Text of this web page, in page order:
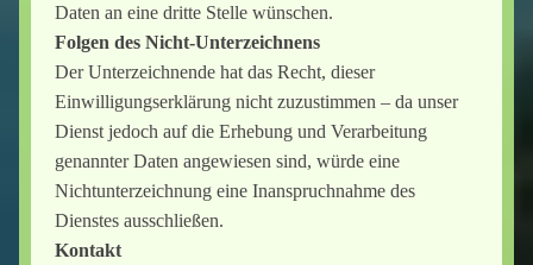
Daten an eine dritte Stelle wünschen.
Folgen des Nicht-Unterzeichnens
Der Unterzeichnende hat das Recht, dieser
Einwilligungserklärung nicht zuzustimmen – da unser
Dienst jedoch auf die Erhebung und Verarbeitung
genannter Daten angewiesen sind, würde eine
Nichtunterzeichnung eine Inanspruchnahme des
Dienstes ausschließen.
Kontakt